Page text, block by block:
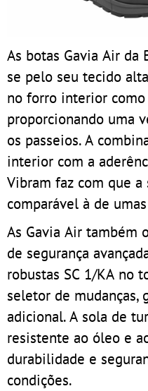
As botas Gavia Air da
se pelo seu tecido
no forro interior
proporcionando uma
os passeios. A
interior com a
Vibram faz com que a
comparável à de
As Gavia Air também
de segurança
robustas SC 1/KA no
seletor de mudanças,
adicional. A sola de
resistente ao óleo e
durabilidade e
condições.